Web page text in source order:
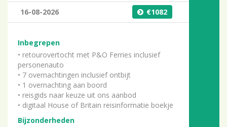
16-08-2026 1082
Inbegrepen
• retourovertocht met P&O Ferries inclusief
personenauto
• 7 overnachtingen inclusief ontbijt
• 1 overnachting aan boord
• reisgids naar keuze uit ons aanbod
• digitaal House of Britain reisinformatie boekje
Bijzonderheden